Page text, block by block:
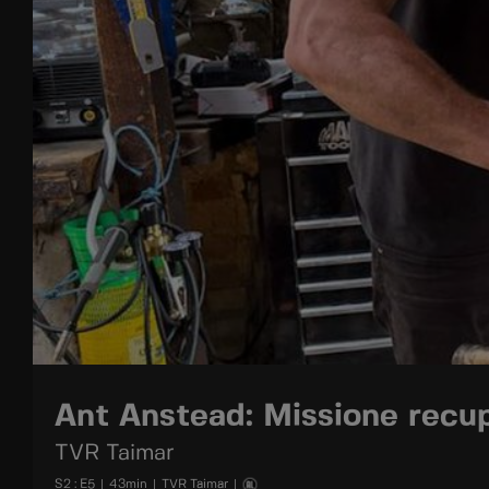
Ant Anstead: Missione
TVR Taimar
S2 : E5 43min TVR Taimar